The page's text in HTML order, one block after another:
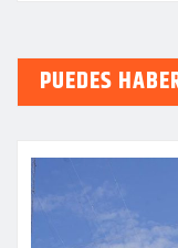
PUEDES